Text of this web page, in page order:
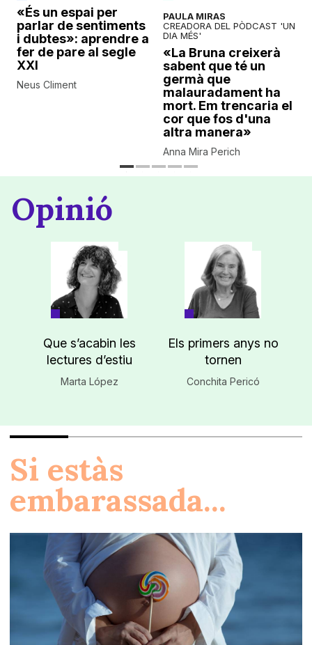
«És un espai per
parlar de sentiments
i dubtes»: aprendre a
fer de pare al segle
XXI
Neus Climent
PAULA MIRAS
CREADORA DEL PÒDCAST 'UN
DIA MÉS'
«La Bruna creixerà
sabent que té un
germà que
malauradament ha
mort. Em trencaria el
cor que fos d'una
altra manera»
Anna Mira Perich
Opinió
Que s’acabin les
lectures d’estiu
Marta López
Els primers anys no
tornen
Conchita Pericó
Si estàs
embarassada...